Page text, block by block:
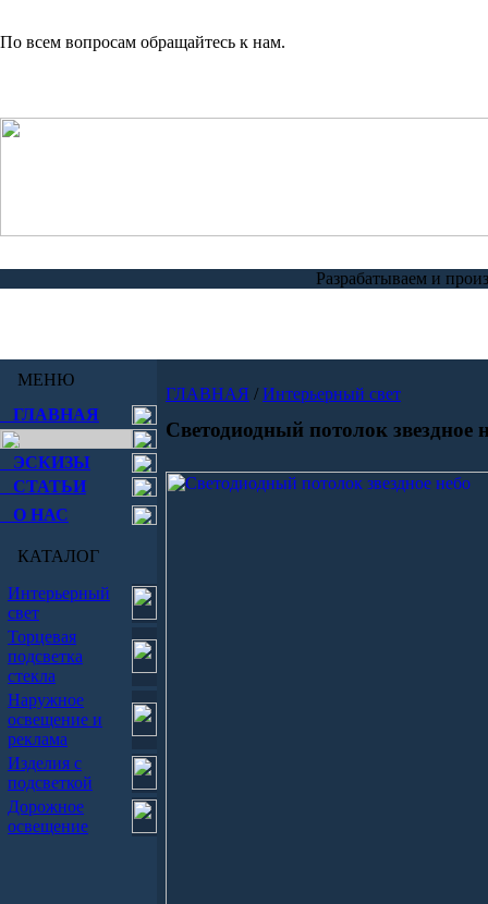
По всем вопросам обращайтесь к нам.
Разрабатываем и
МЕНЮ
ГЛАВНАЯ
ЭСКИЗЫ
СТАТЬИ
О НАС
КАТАЛОГ
Интерьерный
свет
Торцевая
подсветка
стекла
Наружное
освещение и
реклама
Изделия с
подсветкой
Дорожное
освещение
ГЛАВНАЯ / Интерьерный свет
Светодиодный потолок звездное